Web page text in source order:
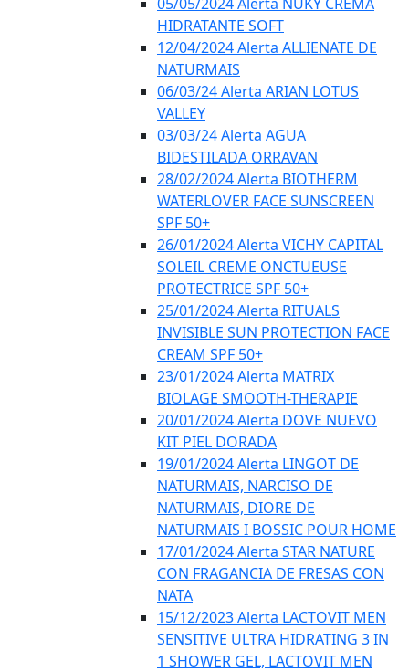
HIDRATANTE SOFT
12/04/2024 Alerta ALLIENATE DE
NATURMAIS
06/03/24 Alerta ARIAN LOTUS
VALLEY
03/03/24 Alerta AGUA
BIDESTILADA ORRAVAN
28/02/2024 Alerta BIOTHERM
WATERLOVER FACE SUNSCREEN
SPF 50+
26/01/2024 Alerta VICHY CAPITAL
SOLEIL CREME ONCTUEUSE
PROTECTRICE SPF 50+
25/01/2024 Alerta RITUALS
INVISIBLE SUN PROTECTION FACE
CREAM SPF 50+
23/01/2024 Alerta MATRIX
BIOLAGE SMOOTH-THERAPIE
20/01/2024 Alerta DOVE NUEVO
KIT PIEL DORADA
19/01/2024 Alerta LINGOT DE
NATURMAIS, NARCISO DE
NATURMAIS, DIORE DE
NATURMAIS I BOSSIC POUR HOME
17/01/2024 Alerta STAR NATURE
CON FRAGANCIA DE FRESAS CON
NATA
15/12/2023 Alerta LACTOVIT MEN
SENSITIVE ULTRA HIDRATING 3 IN
1 SHOWER GEL, LACTOVIT MEN